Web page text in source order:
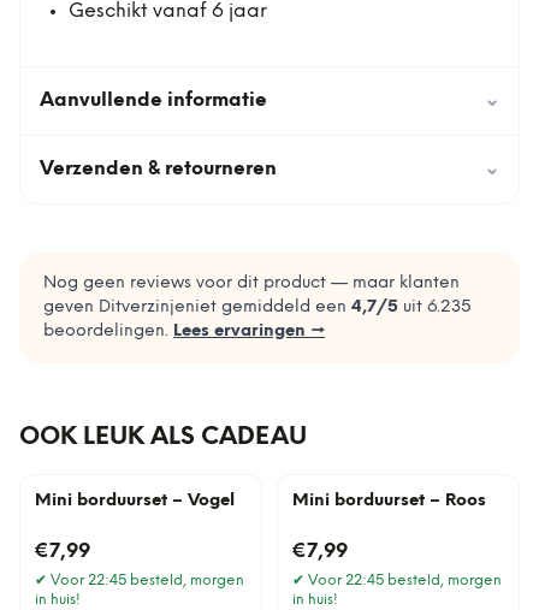
Geschikt vanaf 6 jaar
Aanvullende informatie ⌄
Verzenden & retourneren ⌄
Nog geen reviews voor dit product — maar klanten
geven Ditverzinjeniet gemiddeld een 4,7/5 uit 6.235
beoordelingen. Lees ervaringen →
OOK LEUK ALS CADEAU
Mini borduurset – Vogel
€7,99
✔ Voor 22:45 besteld, morgen
in huis!
Mini borduurset – Roos
€7,99
✔ Voor 22:45 besteld, morgen
in huis!